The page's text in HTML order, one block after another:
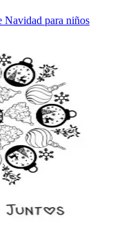
Navidad para niños